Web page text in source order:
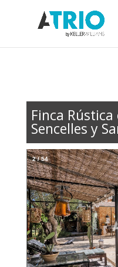
Finca
Sencelles y
2/54